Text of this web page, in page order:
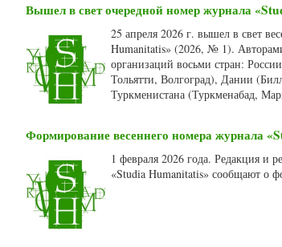
Вышел в свет очередной номер журнала
25 апреля 2026 г. вышел в свет
Humanitatis» (2026, № 1).
организаций восьми стран:
Тольятти, Волгоград), Дании
Туркменистана (Туркменабад,
Формирование весеннего номера журнала
1 февраля 2026 года. Редакция и
«Studia Humanitatis» сообщают о